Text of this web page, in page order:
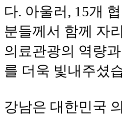
다. 아울러, 15개
분들께서 함께 자
의료관광의 역량
를 더욱 빛내주셨
강남은 대한민국